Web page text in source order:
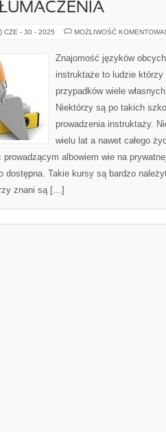
CZE - 30 - 2025 MOŻLIWOŚĆ
Znajomość języków
instruktaże to ludzie
przypadków wiele
Niektórzy są po takich
prowadzenia instruktaży.
wielu lat a nawet całego
albowiem wie na
dostępna. Takie kursy są bardzo
znani są […]